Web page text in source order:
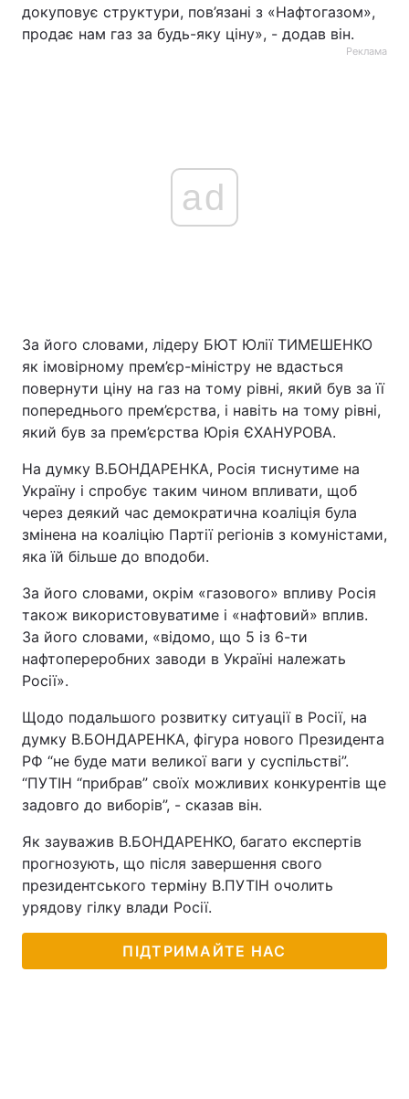
докуповує структури, пов’язані з «Нафтогазом»,
продає нам газ за будь-яку ціну», - додав він.
Реклама
ad
За його словами, лідеру БЮТ Юлії ТИМЕШЕНКО
як імовірному прем’єр-міністру не вдасться
повернути ціну на газ на тому рівні, який був за її
попереднього прем’єрства, і навіть на тому рівні,
який був за прем’єрства Юрія ЄХАНУРОВА.
На думку В.БОНДАРЕНКА, Росія тиснутиме на
Україну і спробує таким чином впливати, щоб
через деякий час демократична коаліція була
змінена на коаліцію Партії регіонів з комуністами,
яка їй більше до вподоби.
За його словами, окрім «газового» впливу Росія
також використовуватиме і «нафтовий» вплив.
За його словами, «відомо, що 5 із 6-ти
нафтопереробних заводи в Україні належать
Росії».
Щодо подальшого розвитку ситуації в Росії, на
думку В.БОНДАРЕНКА, фігура нового Президента
РФ “не буде мати великої ваги у суспільстві”.
“ПУТІН “прибрав” своїх можливих конкурентів ще
задовго до виборів”, - сказав він.
Як зауважив В.БОНДАРЕНКО, багато експертів
прогнозують, що після завершення свого
президентського терміну В.ПУТІН очолить
урядову гілку влади Росії.
ПІДТРИМАЙТЕ НАС